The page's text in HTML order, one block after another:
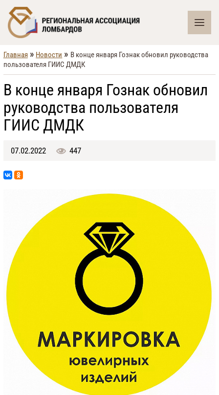
Главная » Новости » В конце января Гознак обновил руководства
пользователя ГИИС ДМДК
В конце января Гознак обновил
руководства пользователя
ГИИС ДМДК
07.02.2022 447